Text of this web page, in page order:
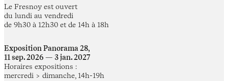
Le Fresnoy est ouvert
du lundi au vendredi
de 9h30 à 12h30 et de 14h à 18h
Exposition Panorama 28,
11 sep. 2026 — 3 jan. 2027
Horaires expositions :
mercredi > dimanche, 14h-19h